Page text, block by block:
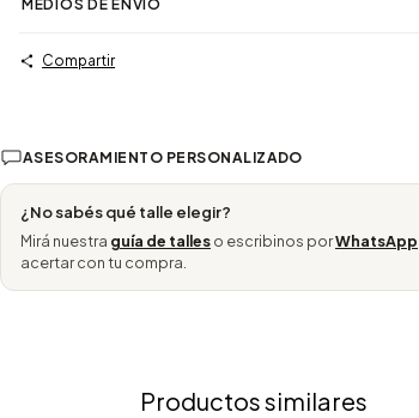
MEDIOS DE ENVÍO
Compartir
ASESORAMIENTO PERSONALIZADO
¿No sabés qué talle elegir?
Mirá nuestra guía de talleso escribinos porWhatsApp
acertar con tu compra.
Productos similares